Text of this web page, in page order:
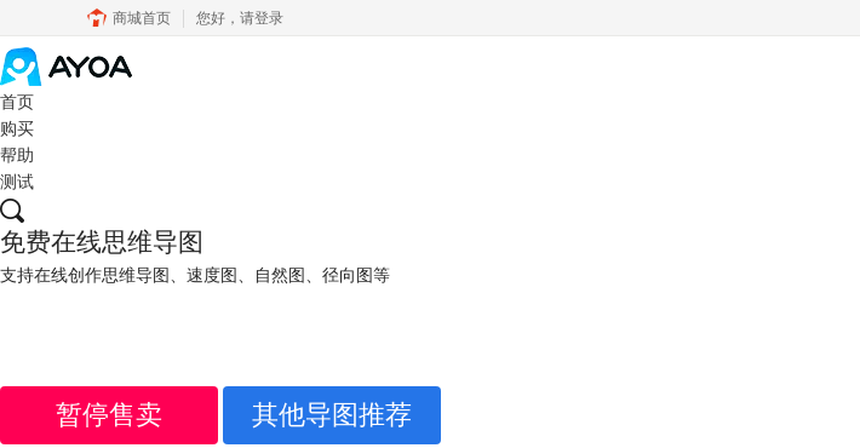
商城首页 您好， 请登录
首页
购买
帮助
测试
免费在线思维导图
支持在线创作思维导图、速度图、自然图、径向图等
暂停售卖 其他导图推荐